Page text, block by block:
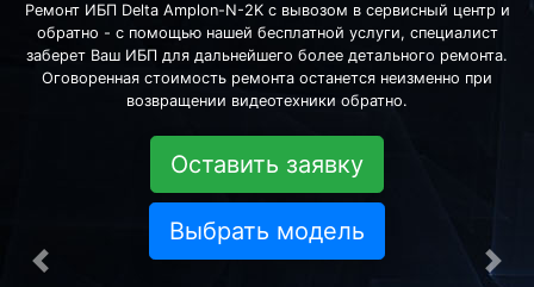
Ремонт ИБП Delta Amplon-N-2K с вывозом в сервисный центр и
обратно - с помощью нашей бесплатной услуги, специалист
заберет Ваш ИБП для дальнейшего более детального ремонта.
Оговоренная стоимость ремонта останется неизменно при
возвращении видеотехники обратно.
Оставить заявку
Выбрать модель
Предыдущая